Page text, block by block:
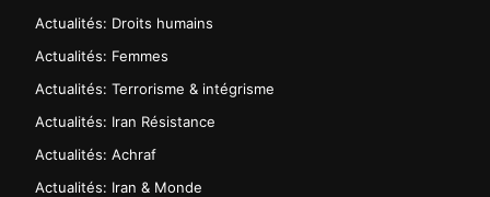
Actualités: Droits humains
Actualités: Femmes
Actualités: Terrorisme & intégrisme
Actualités: Iran Résistance
Actualités: Achraf
Actualités: Iran & Monde